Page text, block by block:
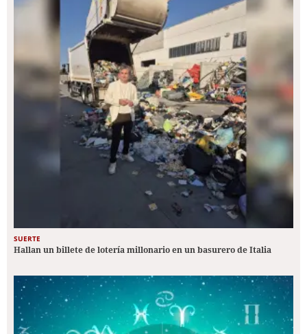
SUERTE
Hallan un billete de lotería millonario en un basurero de Italia